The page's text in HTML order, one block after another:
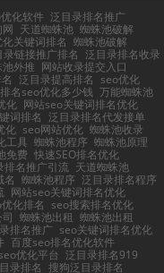
化软件 泛目录排名推广
天道蜘蛛池 蜘蛛池破解
关键词排名 蜘蛛池破解
录链接推广排名 泛目录排名收录
外推 网站收录提交入口
泛目录提高排名 seo优化
排名seo优化多少钱 万能蜘蛛池
化 网站seo关键词排名优化
词排名 泛目录排名代发接单
化 seo网站优化 蜘蛛池收录
工具 蜘蛛池程序 蜘蛛池原理
免费 快速SEO排名优化
排名推广引流 天道蜘蛛池
名 蜘蛛池程序 泛目录排名程序
网站seo关键词排名优化
化排名 seo搜索排名优化
蜘蛛池出租 蜘蛛池出租
排名推广 seo关键词排名优化
百度seo排名优化软件
优化平台 泛目录排名919
录排名 搜狗泛目录排名